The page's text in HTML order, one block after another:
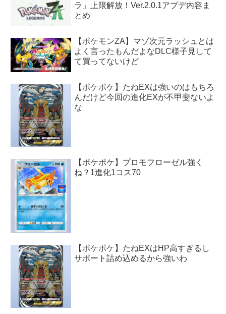
ラ」上限解放！Ver.2.0.1アプデ内容ま
とめ
【ポケモンZA】マゾ次元ラッシュとは
よく言ったもんだよなDLC様子見して
て買ってないけど
【ポケポケ】たねEXは強いのはもちろ
んだけど今回の進化EXが不甲斐ないよ
な
【ポケポケ】プロモフローゼル強く
ね？1進化1コス70
【ポケポケ】たねEXはHP高すぎるし
サポート詰め込めるから強いわ